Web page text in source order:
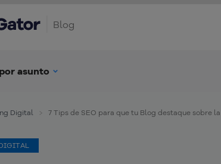
Blog
asunto
Digital 7 Tips de SEO para que tu Blog destaque sobre